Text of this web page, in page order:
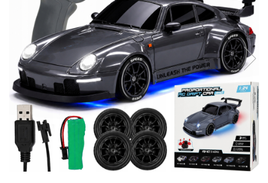
Pistoale de lipit
Termometre bucatarie
Tigai si Seturi
Unelte si aparate de masura
Uscatoare Rufe
Veioze si Lampi
Vopsele si Pigmenti
Perii de par electrice
Uscatoare de par